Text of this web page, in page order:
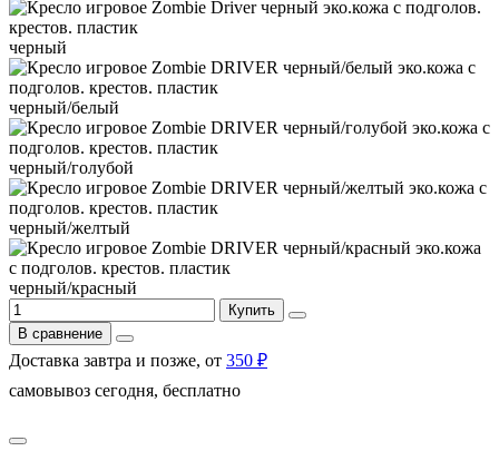
черный
черный/белый
черный/голубой
черный/желтый
черный/красный
Купить
В сравнение
Доставка завтра и позже, от 350 ₽
самовывоз сегодня, бесплатно